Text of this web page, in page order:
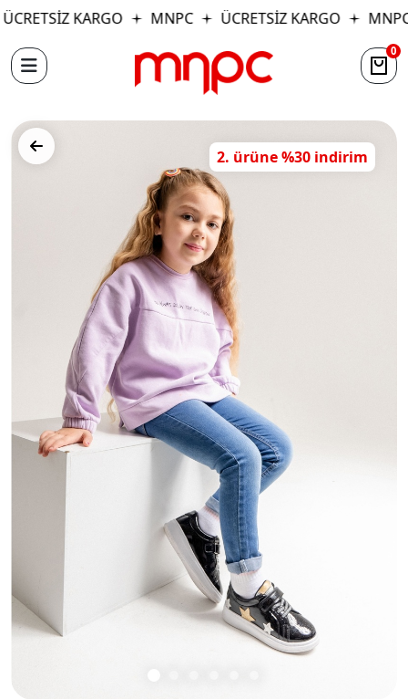
KARGO MNPC ÜCRETSİZ KARGO MNPC
0
2. ürüne %30 indirim